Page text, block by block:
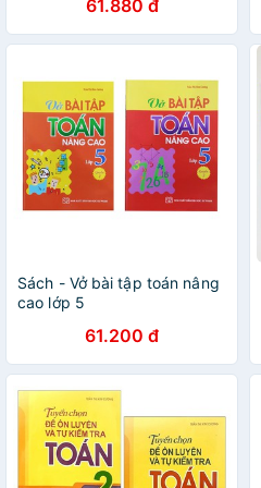
61.880 đ
Sách - Vở bài tập toán nâng
cao lớp 5
61.200 đ